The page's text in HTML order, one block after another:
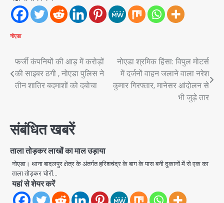
नोएडा
Post
navigation
फर्जी कंपनियों की आड़ में करोड़ों
की साइबर ठगी , नोएडा पुलिस ने
तीन शातिर बदमाशों को दबोचा
नोएडा श्रमिक हिंसा: विपुल मोटर्स
में दर्जनों वाहन जलाने वाला नरेश
कुमार गिरफ्तार, मानेसर आंदोलन से
भी जुड़े तार
संबंधित खबरें
ताला तोड़कर लाखों का माल उड़ाया
नोएडा। थाना बादलपुर क्षेत्र के अंतर्गत हरिशचंद्र के बाग के पास बनी दुकानों में से एक का
ताला तोड़कर चोरों…
यहां से शेयर करें